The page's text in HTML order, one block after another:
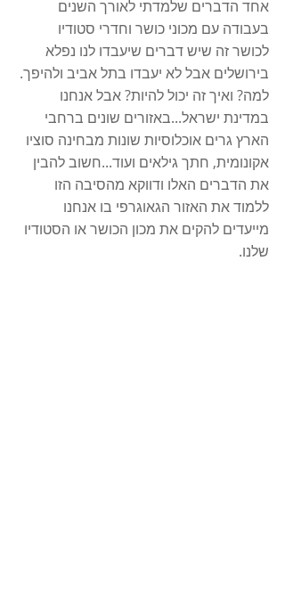
אחד הדברים שלמדתי לאורך השנים
בעבודה עם מכוני כושר וחדרי סטודיו
לכושר זה שיש דברים שיעבדו לנו נפלא
בירושלים אבל לא יעבדו בתל אביב ולהיפך.
למה? ואיך זה יכול להיות? אבל אנחנו
במדינת ישראל...באזורים שונים ברחבי
הארץ גרים אוכלוסיות שונות מבחינה סוציו
אקונומית, חתך גילאים ועוד...חשוב להבין
את הדברים האלו ודווקא מהסיבה הזו
ללמוד את האזור הגאוגרפי בו אנחנו
מייעדים להקים את מכון הכושר או הסטודיו
שלנו.